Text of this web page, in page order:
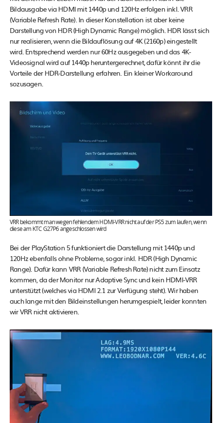
Bildausgabe via HDMI mit 1440p und 120Hz erfolgen inkl. VRR
(Variable Refresh Rate). In dieser Konstellation ist aber keine
Darstellung von HDR (High Dynamic Range) möglich. HDR lässt sich
nur realisieren, wenn die Bildauflösung auf 4K (2160p) eingestellt
wird. Entsprechend werden nur 60Hz ausgegeben und das 4K-
Videosignal wird auf 1440p heruntergerechnet, dafür könnt ihr die
Vorteile der HDR-Darstellung erfahren. Ein kleiner Workaround
sozusagen.
VRR bekommt man wegen fehlendem HDMI-VRR nicht auf der PS5 zum laufen, wenn
diese am KTC G27P6 angeschlossen wird
Bei der PlayStation 5 funktioniert die Darstellung mit 1440p und
120Hz ebenfalls ohne Probleme, sogar inkl. HDR (High Dynamic
Range). Dafür kann VRR (Variable Refresh Rate) nicht zum Einsatz
kommen, da der Monitor nur Adaptive Sync und kein HDMI-VRR
unterstützt (welches via HDMI 2.1 zur Verfügung steht). Wir haben
auch lange mit den Bildeinstellungen herumgespielt, leider konnten
wir VRR nicht aktivieren.